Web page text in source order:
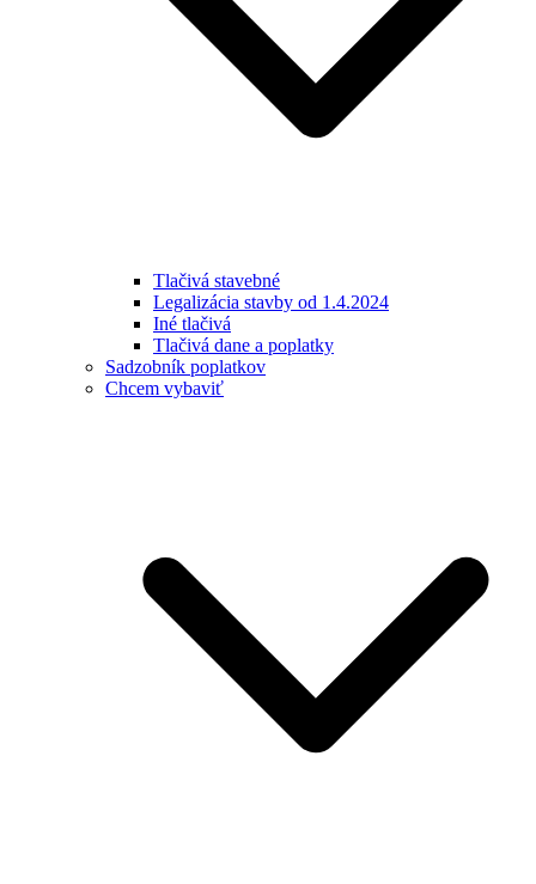
Tlačivá stavebné
Legalizácia stavby od 1.4.2024
Iné tlačivá
Tlačivá dane a poplatky
Sadzobník poplatkov
Chcem vybaviť